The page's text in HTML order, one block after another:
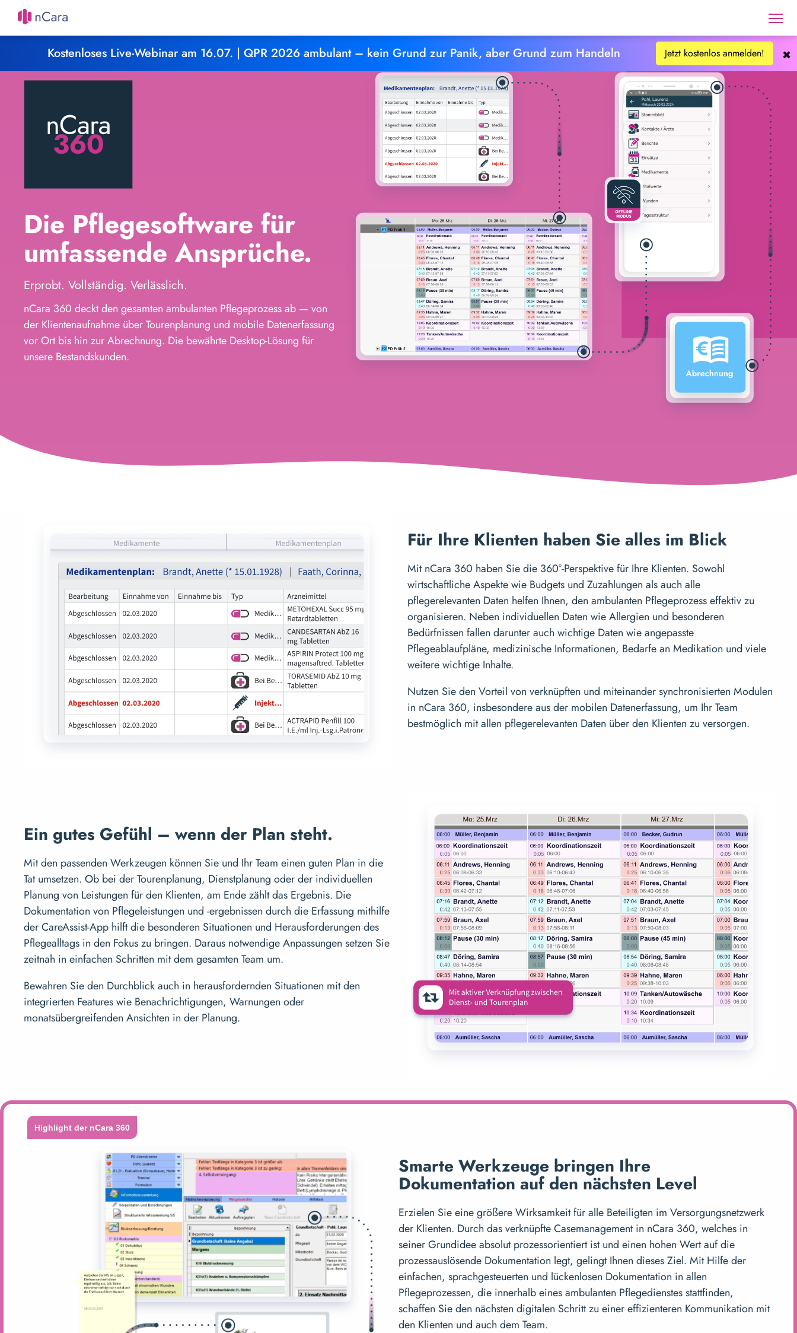
✖
Kostenloses Live-Webinar am 16.07. | QPR 2026 ambulant – kein Grund zur Panik, aber Grund zum Handeln Jetzt kostenlos anmelden!
Die Pflegesoftware für
umfassende Ansprüche.
Erprobt. Vollständig. Verlässlich.
nCara 360 deckt den gesamten ambulanten Pflegeprozess ab — von
der Klientenaufnahme über Tourenplanung und mobile Datenerfassung
vor Ort bis hin zur Abrechnung. Die bewährte Desktop-Lösung für
unsere Bestandskunden.
Für Ihre Klienten haben Sie alles im Blick
Mit nCara 360 haben Sie die 360°-Perspektive für Ihre Klienten. Sowohl
wirtschaftliche Aspekte wie Budgets und Zuzahlungen als auch alle
pflegerelevanten Daten helfen Ihnen, den ambulanten Pflegeprozess effektiv zu
organisieren. Neben individuellen Daten wie Allergien und besonderen
Bedürfnissen fallen darunter auch wichtige Daten wie angepasste
Pflegeablaufpläne, medizinische Informationen, Bedarfe an Medikation und viele
weitere wichtige Inhalte.
Nutzen Sie den Vorteil von verknüpften und miteinander synchronisierten Modulen
in nCara 360, insbesondere aus der mobilen Datenerfassung, um Ihr Team
bestmöglich mit allen pflegerelevanten Daten über den Klienten zu versorgen.
Ein gutes Gefühl – wenn der Plan steht.
Mit den passenden Werkzeugen können Sie und Ihr Team einen guten Plan in die
Tat umsetzen. Ob bei der Tourenplanung, Dienstplanung oder der individuellen
Planung von Leistungen für den Klienten, am Ende zählt das Ergebnis. Die
Dokumentation von Pflegeleistungen und -ergebnissen durch die Erfassung mithilfe
der CareAssist-App hilft die besonderen Situationen und Herausforderungen des
Pflegealltags in den Fokus zu bringen. Daraus notwendige Anpassungen setzen Sie
zeitnah in einfachen Schritten mit dem gesamten Team um.
Bewahren Sie den Durchblick auch in herausfordernden Situationen mit den
integrierten Features wie Benachrichtigungen, Warnungen oder
monatsübergreifenden Ansichten in der Planung.
Highlight der nCara 360
Smarte Werkzeuge bringen Ihre
Dokumentation auf den nächsten Level
Erzielen Sie eine größere Wirksamkeit für alle Beteiligten im Versorgungsnetzwerk
der Klienten. Durch das verknüpfte Casemanagement in nCara 360, welches in
seiner Grundidee absolut prozessorientiert ist und einen hohen Wert auf die
prozessauslösende Dokumentation legt, gelingt Ihnen dieses Ziel. Mit Hilfe der
einfachen, sprachgesteuerten und lückenlosen Dokumentation in allen
Pflegeprozessen, die innerhalb eines ambulanten Pflegedienstes stattfinden,
schaffen Sie den nächsten digitalen Schritt zu einer effizienteren Kommunikation mit
den Klienten und auch dem Team.